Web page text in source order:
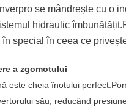
se mândrește cu o
hidraulic
special în ceea ce
a zgomotului
este cheia înotului
său, reducând